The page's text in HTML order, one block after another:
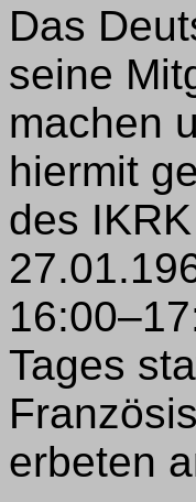
Das
seine
machen
hiermit
des
Tages
erbeten